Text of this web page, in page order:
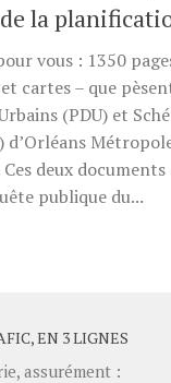
la
vous : 1350
cartes – que
(PDU) et
Ces deux
publique du...
EN 3 LIGNES
assurément :